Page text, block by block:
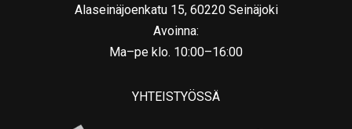
Alaseinäjoenkatu 15, 60220 Seinäjoki
Avoinna:
Ma–pe klo. 10:00–16:00
YHTEISTYÖSSÄ